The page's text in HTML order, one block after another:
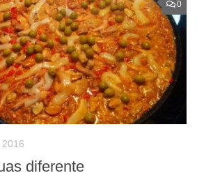
0
2016
diferente